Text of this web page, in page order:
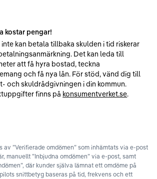
kostar pengar!
inte kan betala tillbaka skulden i tid riskerar
Det kan leda till
att få hyra bostad, teckna
och få nya lån. För stöd, vänd dig till
och skuldrådgivningen i din kommun.
finns på konsumentverket.se.
av ”Verifierade omdömen” som inhämtats via e-post
manuellt ”Inbjudna omdömen” via e-post, samt
där kunder själva lämnat ett omdöme på
snittbetyg baseras på tid, frekvens och ett